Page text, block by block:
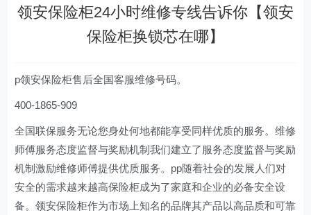
领安保险柜24小时维修专线告诉你【领安
保险柜换锁芯在哪】
p领安保险柜售后全国客服维修号码。
400-1865-909
全国联保服务无论您身处何地都能享受同样优质的服务。维修
师傅服务态度监督与奖励机制我们建立了服务态度监督与奖励
机制激励维修师傅提供优质服务。pp随着社会的发展人们对
安全的需求越来越高保险柜成为了家庭和企业的必备安全设
备。领安保险柜作为市场上知名的品牌其产品以高品质和可靠